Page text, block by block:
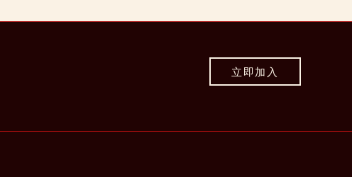
立即加入